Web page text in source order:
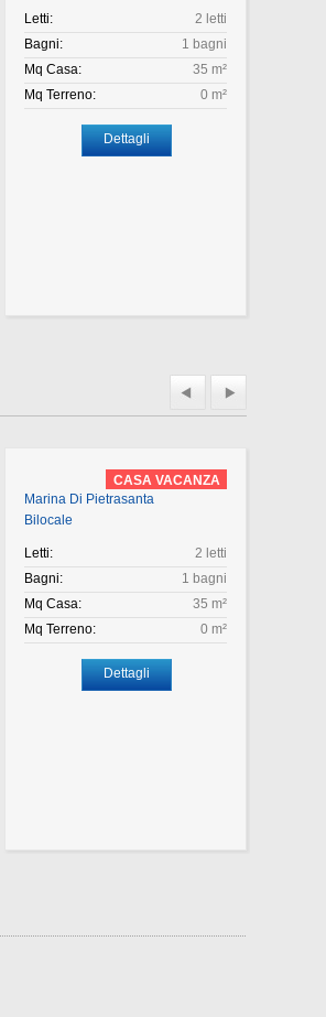
Letti:
2 letti
Bagni:
1 bagni
Mq Casa:
35 m²
Mq Terreno:
0 m²
Dettagli
CASA VACANZA
Marina Di Pietrasanta
Bilocale
Letti:
2 letti
Bagni:
1 bagni
Mq Casa:
35 m²
Mq Terreno:
0 m²
Dettagli